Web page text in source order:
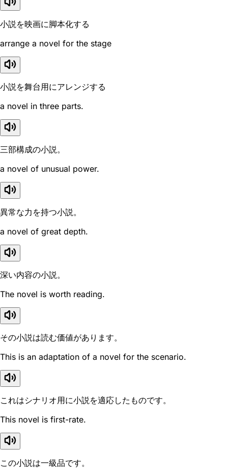
小説を映画に脚本化する
arrange a novel for the stage
小説を舞台用にアレンジする
a novel in three parts.
三部構成の小説。
a novel of unusual power.
異常な力を持つ小説。
a novel of great depth.
深い内容の小説。
The novel is worth reading.
その小説は読む価値があります。
This is an adaptation of a novel for the scenario.
これはシナリオ用に小説を適応したものです。
This novel is first-rate.
この小説は一級品です。